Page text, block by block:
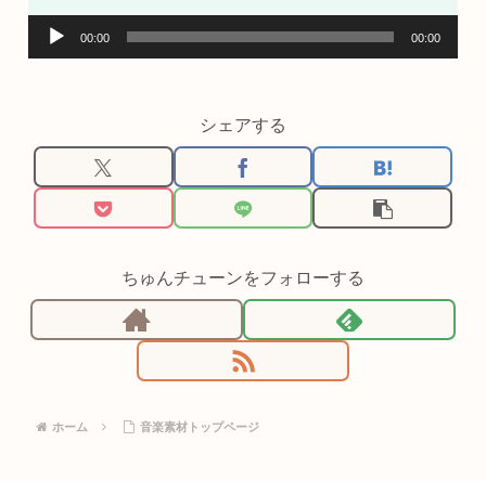
声
ー
ヤ
00:00 00:00
シェアする
ちゅんチューンをフォローする
ホーム 音楽素材トップページ